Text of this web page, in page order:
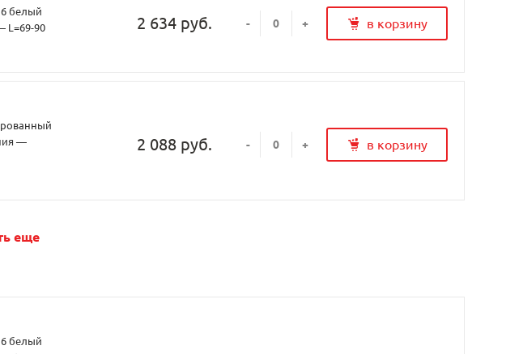
белый
L=69-90 2 634 руб. - + в корзину
—
2 088 руб. - + в корзину
еще
белый